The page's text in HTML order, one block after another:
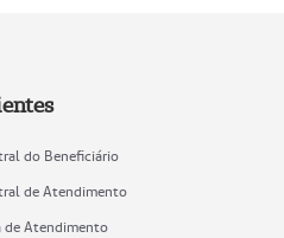
do Beneficiário
de Atendimento
de Atendimento